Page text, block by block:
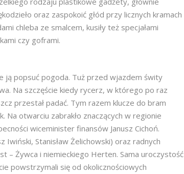
oraz zaspokoić głód przy licznych kramach
chleba ze smalcem, kusiły też specjałami
czy goframi.
ją popsuć pogoda. Tuż przed wjazdem świty
Na szczęście kiedy rycerz, w którego po raz
przestał padać. Tym razem klucze do bram
Na otwarciu zabrakło znaczących w regionie
wiceminister finansów Janusz Cichoń.
Iwiński, Stanisław Żelichowski) oraz radnych
– Żywca i niemieckiego Herten. Sama uroczystość
powstrzymali się od okolicznościowych